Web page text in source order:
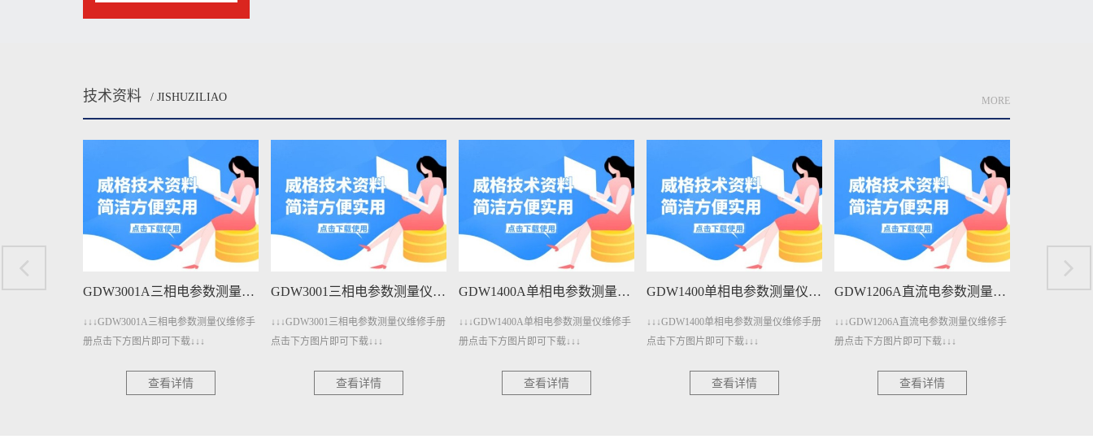
技术资料 / JISHUZILIAO MORE
GDW3001三相电参数测量仪维修手册下载
↓↓↓GDW3001三相电参数测量仪维修手册
点击下方图片即可下载↓↓↓
查看详情
GDW1400A单相电参数测量仪维修手册下载
↓↓↓GDW1400A单相电参数测量仪维修手
册点击下方图片即可下载↓↓↓
查看详情
GDW1400单相电参数测量仪维修手册下载
↓↓↓GDW1400单相电参数测量仪维修手册
点击下方图片即可下载↓↓↓
查看详情
GDW1206A直流电参数测量仪维修手册下载
↓↓↓GDW1206A直流电参数测量仪维修手
册点击下方图片即可下载↓↓↓
查看详情
GDW401A变压器测量仪维修手册下载
↓↓↓GDW401A变压器测量仪维修手册点
击下方图片即可下载↓↓↓
查看详情